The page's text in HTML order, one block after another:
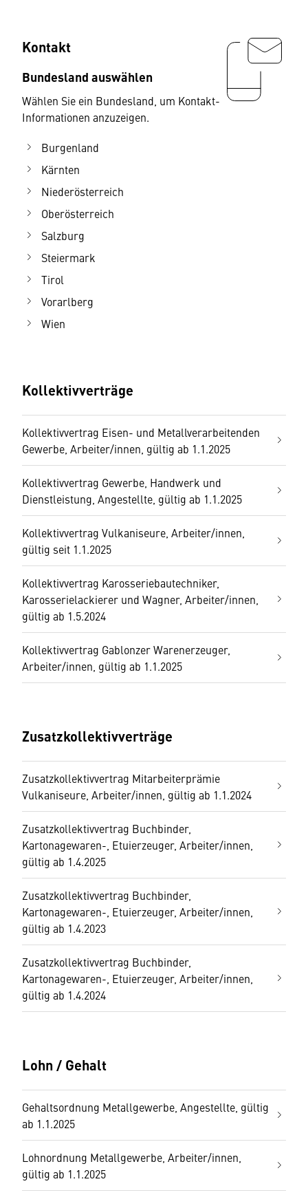
Kontakt
Bundesland auswählen
Wählen Sie ein Bundesland, um Kontakt-
Informationen anzuzeigen.
Burgenland
Kärnten
Niederösterreich
Oberösterreich
Salzburg
Steiermark
Tirol
Vorarlberg
Wien
Kollektivverträge
Kollektivvertrag Eisen- und Metallverarbeitenden
Gewerbe, Arbeiter/innen, gültig ab 1.1.2025
Kollektivvertrag Gewerbe, Handwerk und
Dienstleistung, Angestellte, gültig ab 1.1.2025
Kollektivvertrag Vulkaniseure, Arbeiter/innen,
gültig seit 1.1.2025
Kollektivvertrag Karosseriebautechniker,
Karosserielackierer und Wagner, Arbeiter/innen,
gültig ab 1.5.2024
Kollektivvertrag Gablonzer Warenerzeuger,
Arbeiter/innen, gültig ab 1.1.2025
Zusatzkollektivverträge
Zusatzkollektivvertrag Mitarbeiterprämie
Vulkaniseure, Arbeiter/innen, gültig ab 1.1.2024
Zusatzkollektivvertrag Buchbinder,
Kartonagewaren-, Etuierzeuger, Arbeiter/innen,
gültig ab 1.4.2025
Zusatzkollektivvertrag Buchbinder,
Kartonagewaren-, Etuierzeuger, Arbeiter/innen,
gültig ab 1.4.2023
Zusatzkollektivvertrag Buchbinder,
Kartonagewaren-, Etuierzeuger, Arbeiter/innen,
gültig ab 1.4.2024
Lohn / Gehalt
Gehaltsordnung Metallgewerbe, Angestellte, gültig
ab 1.1.2025
Lohnordnung Metallgewerbe, Arbeiter/innen,
gültig ab 1.1.2025